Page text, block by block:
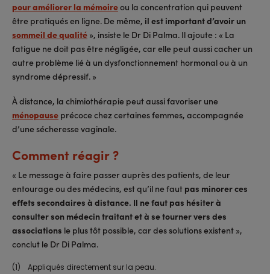
pour améliorer la mémoireou la concentration qui peuvent
être pratiqués en ligne. De même, il est important d’avoir un
sommeil de qualité », insiste le Dr Di Palma. Il ajoute : « La
fatigue ne doit pas être négligée, car elle peut aussi cacher un
autre problème lié à un dysfonctionnement hormonal ou à un
syndrome dépressif. »
À distance, la chimiothérapie peut aussi favoriser une
ménopause précoce chez certaines femmes, accompagnée
d’une sécheresse vaginale.
Comment réagir ?
« Le message à faire passer auprès des patients, de leur
entourage ou des médecins, est qu’il ne faut pas minorer ces
effets secondaires à distance. Il ne faut pas hésiter à
consulter son médecin traitant et à se tourner vers des
associations le plus tôt possible, car des solutions existent »,
conclut le Dr Di Palma.
(1) Appliqués directement sur la peau.